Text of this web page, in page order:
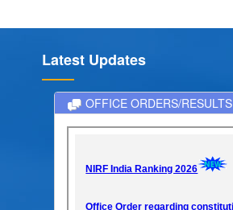
Latest Updates
OFFICE ORDERS/RESULTS